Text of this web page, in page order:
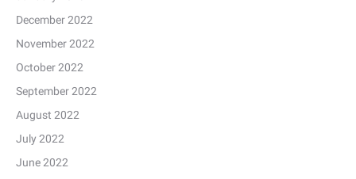
December 2022
November 2022
October 2022
September 2022
August 2022
July 2022
June 2022